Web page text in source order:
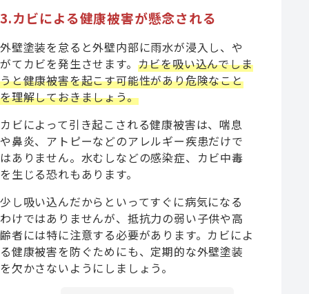
3.カビによる健康被害が懸念される
外壁塗装を怠ると外壁内部に雨水が浸入し、や
がてカビを発生させます。 カビを吸い込んでしま
うと健康被害を起こす可能性があり危険なこと
を理解しておきましょう。
カビによって引き起こされる健康被害は、喘息
や鼻炎、アトピーなどのアレルギー疾患だけで
はありません。水むしなどの感染症、カビ中毒
を生じる恐れもあります。
少し吸い込んだからといってすぐに病気になる
わけではありませんが、抵抗力の弱い子供や高
齢者には特に注意する必要があります。カビによ
る健康被害を防ぐためにも、定期的な外壁塗装
を欠かさないようにしましょう。